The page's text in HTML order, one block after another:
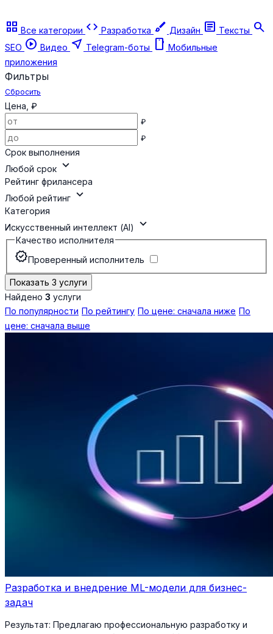
grid_view Все категории code Разработка brush Дизайн article Тексты search
SEO play_circle Видео near_me Telegram-боты smartphone Мобильные
приложения
Фильтры
Сбросить
Цена, ₽
₽
₽
Срок выполнения
Любой срок expand_more
Рейтинг фрилансера
Любой рейтинг expand_more
Категория
Искусственный интеллект (AI)
expand_more
Качество исполнителя
verifiedПроверенный исполнитель
Показать 3 услуги
Найдено 3 услуги
По популярности По рейтингу По цене: сначала ниже По
цене: сначала выше
Разработка и внедрение ML-модели для бизнес-
задач
Результат: Предлагаю профессиональную разработку и